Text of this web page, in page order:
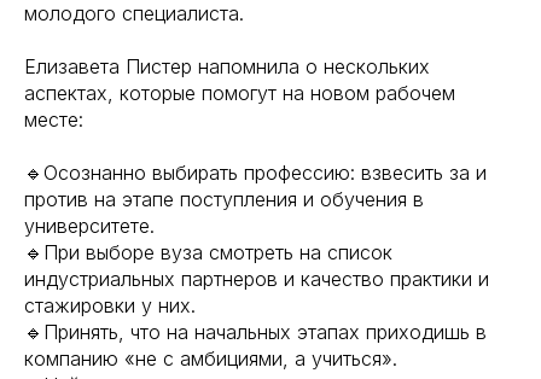
молодого специалиста.
Елизавета Пистер напомнила о нескольких
аспектах, которые помогут на новом рабочем
месте:
🔹Осознанно выбирать профессию: взвесить за и
против на этапе поступления и обучения в
университете.
🔹При выборе вуза смотреть на список
индустриальных партнеров и качество практики и
стажировки у них.
🔹Принять, что на начальных этапах приходишь в
компанию «не с амбициями, а учиться».